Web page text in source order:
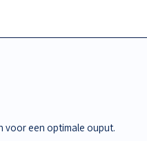
voor een optimale ouput.